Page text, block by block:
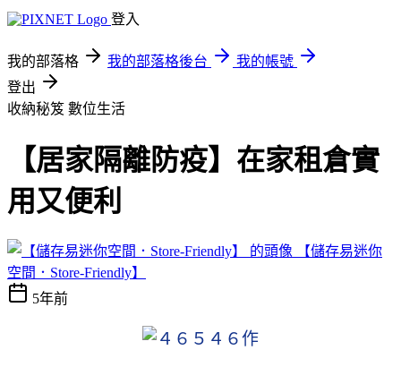
登入
我的部落格 我的部落格後台
我的帳號
登出
收納秘笈 數位生活
【居家隔離防疫】在家租倉實
用又便利
【儲存易迷你
空間．Store-Friendly】
5年前